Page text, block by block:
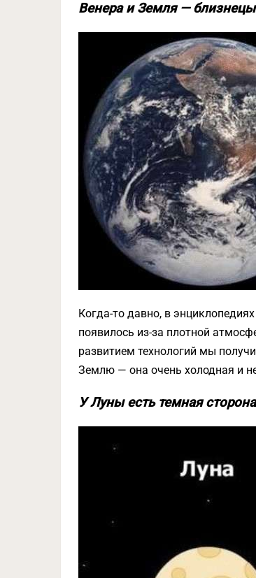
Венера и Земля — близнецы
Когда-то давно, в
появилось из-за плотной
развитием технологий мы
Землю — она очень холодная и
У Луны есть темная сторона